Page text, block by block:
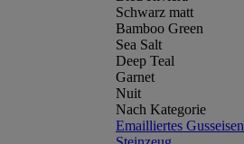
Schwarz matt
Bamboo Green
Sea Salt
Deep Teal
Garnet
Nuit
Nach Kategorie
Emailliertes Gusseisen